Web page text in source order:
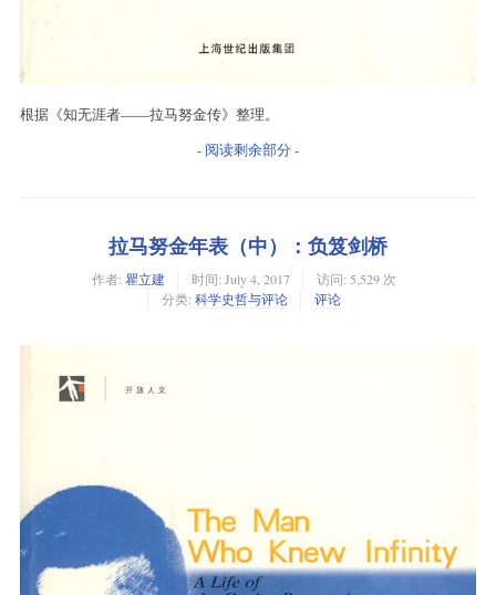
根据《知无涯者——拉马努金传》整理。
- 阅读剩余部分 -
拉马努金年表（中）：负笈剑桥
作者: 瞿立建 时间: July 4, 2017
访问: 5,529 次
分类: 科学史哲与评论 评论